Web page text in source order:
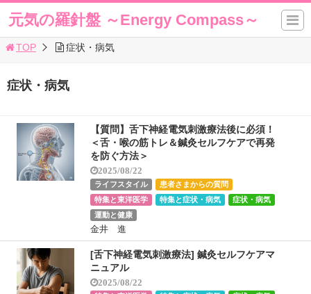
元気の羅針盤 ～Energy Compass～
TOP 症状・病気
症状・病気
【質問】舌下神経電気刺激療法後に必須！
＜舌・喉の筋トレ＆鍼灸セルフケアで再発
を防ぐ方法＞
2025/08/22
ライフスタイル
患者さまからの質問
特集と東洋医学
特集と症状・病気
症状・病気
運動と健康
金井 進
[舌下神経電気刺激療法] 鍼灸セルフケアマ
ニュアル
2025/08/22